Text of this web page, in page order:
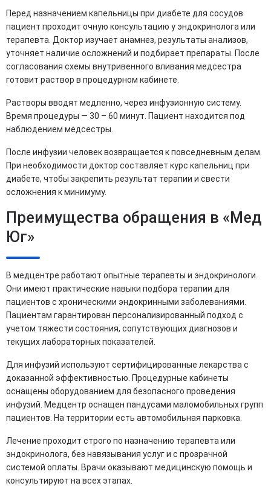
Перед назначением капельницы при диабете для сосудов
пациент проходит очную консультацию у эндокринолога или
терапевта. Доктор изучает анамнез, результаты анализов,
уточняет наличие осложнений и подбирает препараты. После
согласования схемы внутривенного вливания медсестра
готовит раствор в процедурном кабинете.
Растворы вводят медленно, через инфузионную систему.
Время процедуры — 30 – 60 минут. Пациент находится под
наблюдением медсестры.
После инфузии человек возвращается к повседневным делам.
При необходимости доктор составляет курс капельниц при
диабете, чтобы закрепить результат терапии и свести
осложнения к минимуму.
Преимущества обращения в «Мед
Юг»
В медцентре работают опытные терапевты и эндокринологи.
Они имеют практические навыки подбора терапии для
пациентов с хроническими эндокринными заболеваниями.
Пациентам гарантирован персонализированный подход с
учетом тяжести состояния, сопутствующих диагнозов и
текущих лабораторных показателей.
Для инфузий используют сертифицированные лекарства с
доказанной эффективностью. Процедурные кабинеты
оснащены оборудованием для безопасного проведения
инфузий. Медцентр оснащен пандусами маломобильных групп
пациентов. На территории есть автомобильная парковка.
Лечение проходит строго по назначению терапевта или
эндокринолога, без навязывания услуг и с прозрачной
системой оплаты. Врачи оказывают медицинскую помощь и
консультируют на всех этапах.